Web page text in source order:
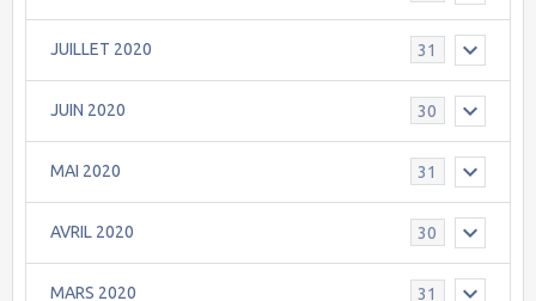
JUILLET 2020 31
JUIN 2020 30
MAI 2020 31
AVRIL 2020 30
MARS 2020 31